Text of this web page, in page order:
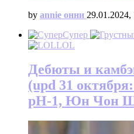
by annie онни 29.01.2024,
Супер
LOL
Дебюты и
(upd 31
pH-1, Юн Чон